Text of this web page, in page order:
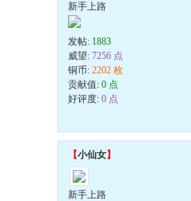
新手上路
发帖: 1883
威望: 7256 点
铜币: 2202 枚
贡献值: 0 点
好评度: 0 点
【小仙女】
新手上路